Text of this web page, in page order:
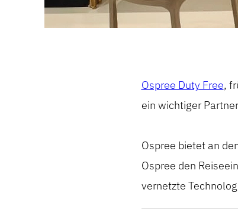
Ospree Duty Free,
ein wichtiger
Ospree bietet an
Ospree den
vernetzte